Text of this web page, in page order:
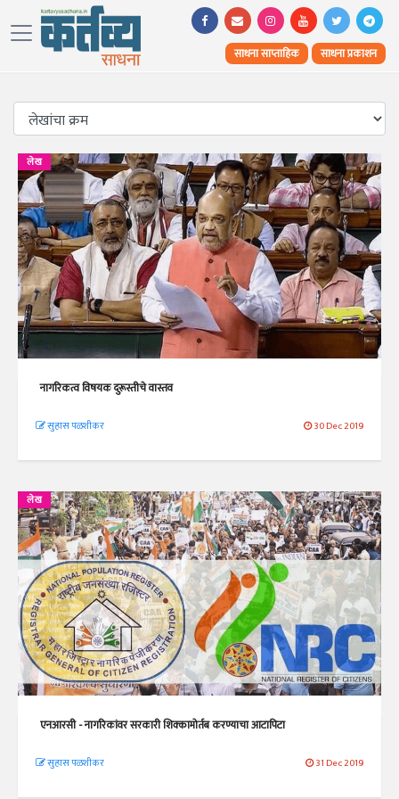
साधना साप्ताहिक साधना प्रकाशन
लेख
नागरिकत्व विषयक दुरूस्तीचे वास्तव
सुहास पळशीकर 30 Dec 2019
लेख
एनआरसी - नागरिकांवर सरकारी शिक्कामोर्तब करण्याचा आटापिटा
सुहास पळशीकर 31 Dec 2019